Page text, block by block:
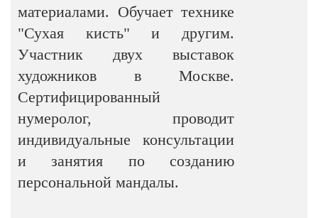
материалами. Обучает технике
"Сухая кисть" и другим.
Участник двух выставок
художников в Москве.
Сертифицированный
нумеролог, проводит
индивидуальные консультации
и занятия по созданию
персональной мандалы.